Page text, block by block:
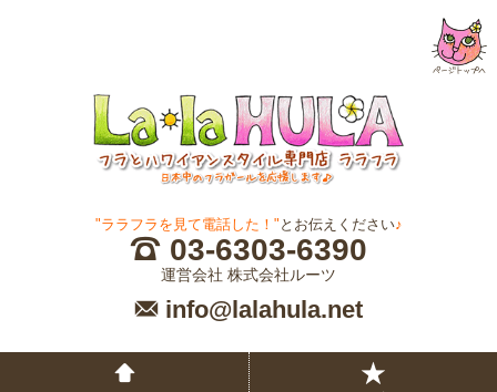
"ララフラを見て電話した！" とお伝えください♪
03-6303-6390
運営会社 株式会社ルーツ
info@lalahula.net